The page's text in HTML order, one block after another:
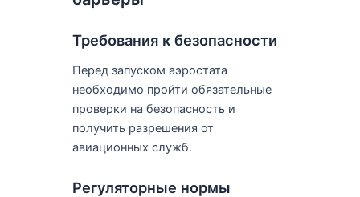
Требования к безопасности
Перед запуском аэростата
необходимо пройти обязательные
проверки на безопасность и
получить разрешения от
авиационных служб.
Регуляторные нормы